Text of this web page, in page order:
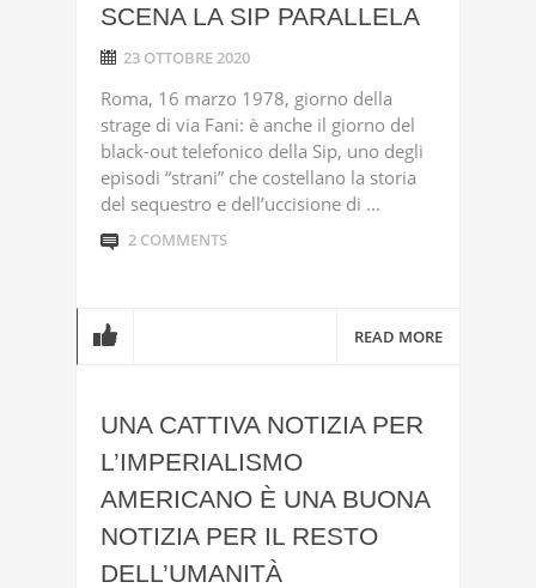
SCENA LA SIP PARALLELA
23 OTTOBRE 2020
Roma, 16 marzo 1978, giorno della
strage di via Fani: è anche il giorno del
black-out telefonico della Sip, uno degli
episodi “strani” che costellano la storia
del sequestro e dell’uccisione di ...
2 COMMENTS
READ MORE
UNA CATTIVA NOTIZIA PER
L’IMPERIALISMO
AMERICANO È UNA BUONA
NOTIZIA PER IL RESTO
DELL’UMANITÀ